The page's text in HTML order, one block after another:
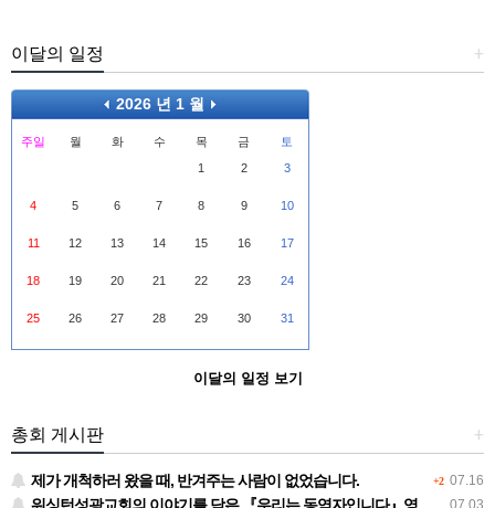
+
이달의 일정
2026 년 1 월
주일 월 화 수 목 금
토
1
2 3
4 5 6 7 8 9 10
11 12 13 14 15 16 17
18 19 20 21 22 23 24
25 26 27 28 29 30 31
이달의 일정 보기
+
총회 게시판
+2 07.16
제가 개척하러 왔을 때, 반겨주는 사람이 없었습니다.
07.03